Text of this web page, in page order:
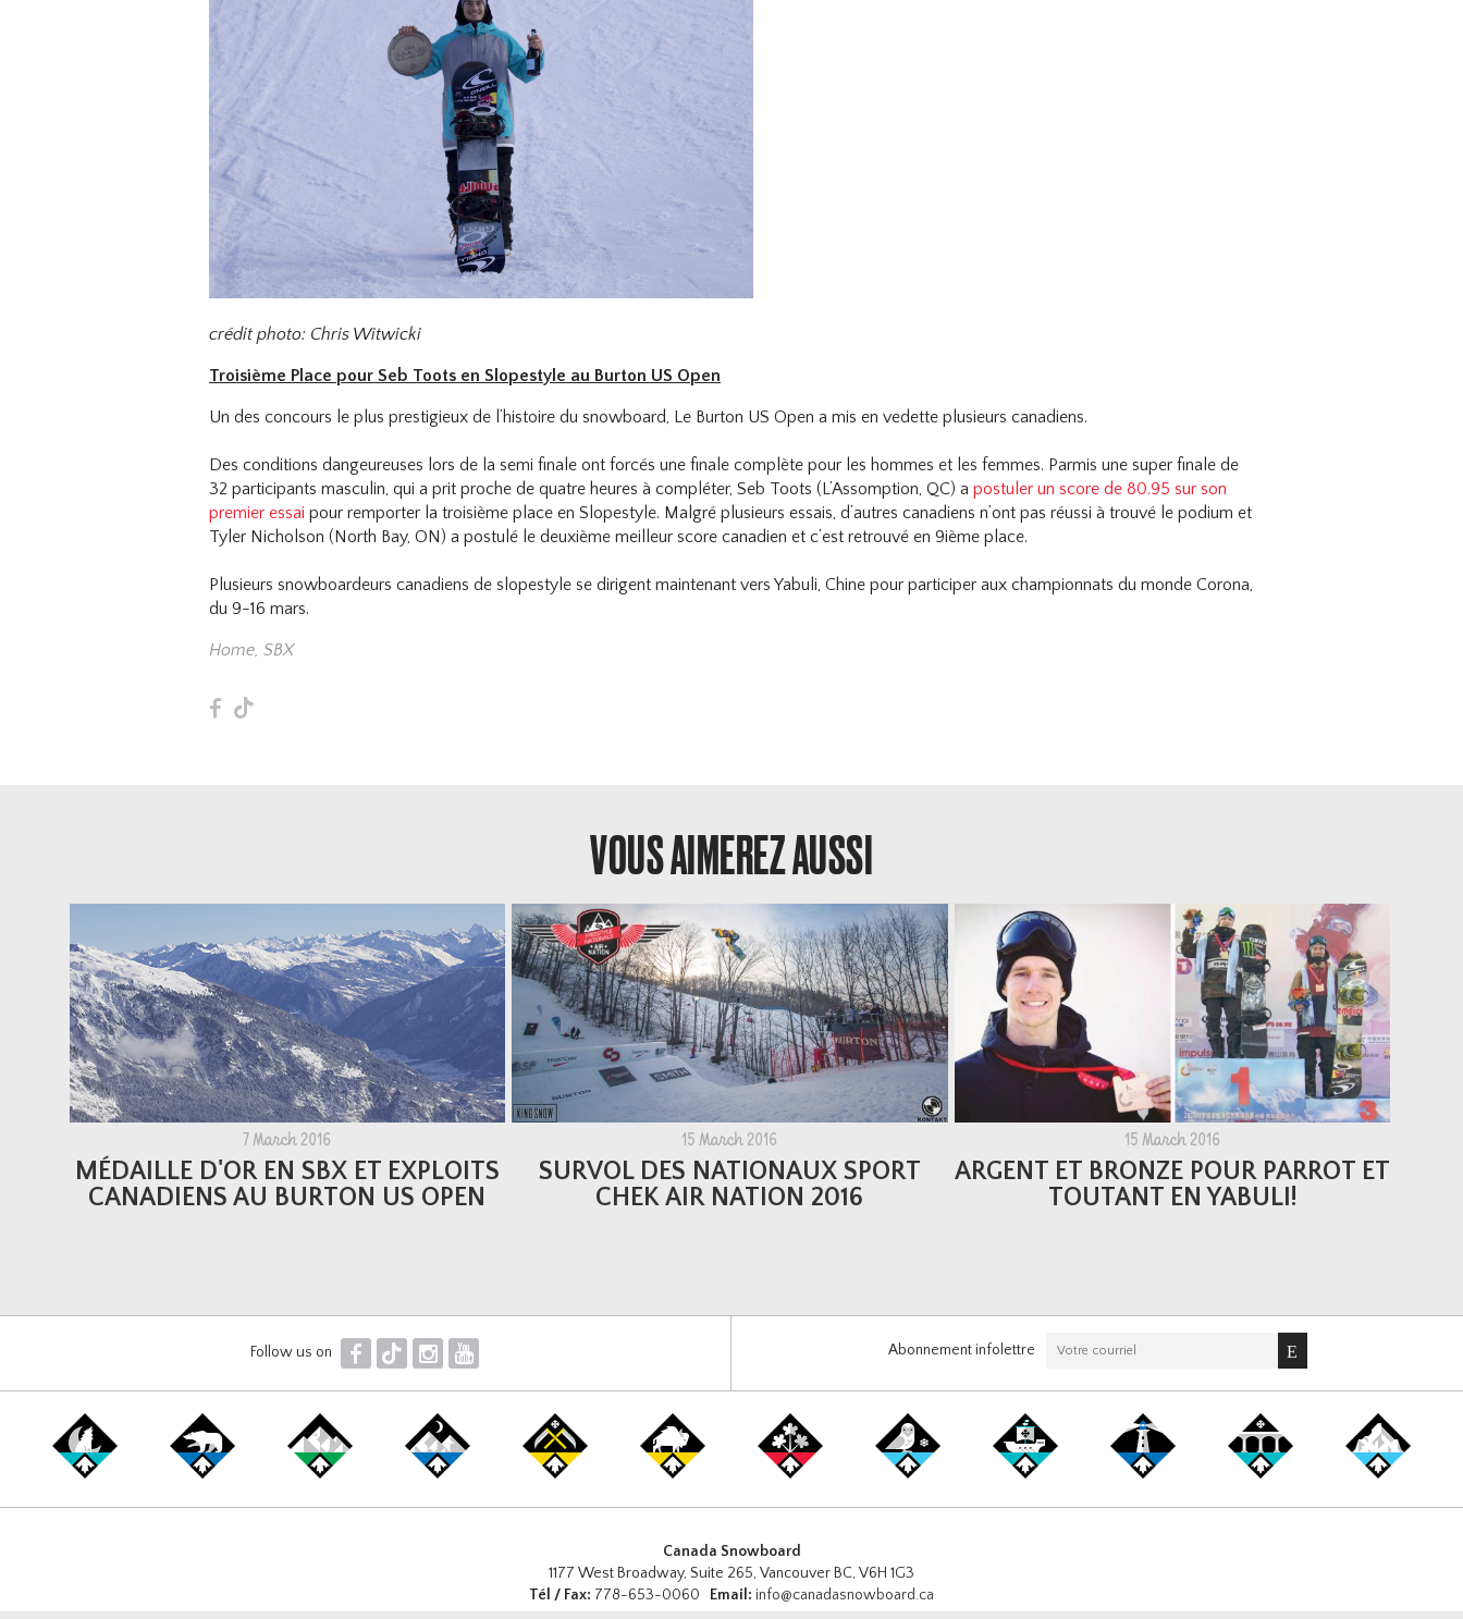
crédit photo: Chris Witwicki
Troisième Place pour Seb Toots en Slopestyle au Burton US Open
Un des concours le plus prestigieux de l’histoire du snowboard, Le Burton US Open a mis en vedette plusieurs canadiens.
Des conditions dangeureuses lors de la semi finale ont forcés une finale complète pour les hommes et les femmes. Parmis une super finale de
32 participants masculin, qui a prit proche de quatre heures à compléter, Seb Toots (L’Assomption, QC) a postuler un score de 80.95 sur son
premier essai pour remporter la troisième place en Slopestyle. Malgré plusieurs essais, d’autres canadiens n’ont pas réussi à trouvé le podium et
Tyler Nicholson (North Bay, ON) a postulé le deuxième meilleur score canadien et c’est retrouvé en 9ième place.
Plusieurs snowboardeurs canadiens de slopestyle se dirigent maintenant vers Yabuli, Chine pour participer aux championnats du monde Corona,
du 9-16 mars.
Home, SBX
F T
VOUS AIMEREZ AUSSI
7 March 2016
MÉDAILLE D'OR EN SBX ET EXPLOITS
CANADIENS AU BURTON US OPEN
15 March 2016
SURVOL DES NATIONAUX SPORT
CHEK AIR NATION 2016
15 March 2016
ARGENT ET BRONZE POUR PARROT ET
TOUTANT EN YABULI!
Follow us on F T I Y Abonnement infolettre
Canada Snowboard
1177 West Broadway, Suite 265, Vancouver BC, V6H 1G3
Tél / Fax: 778-653-0060 Email: info@canadasnowboard.ca